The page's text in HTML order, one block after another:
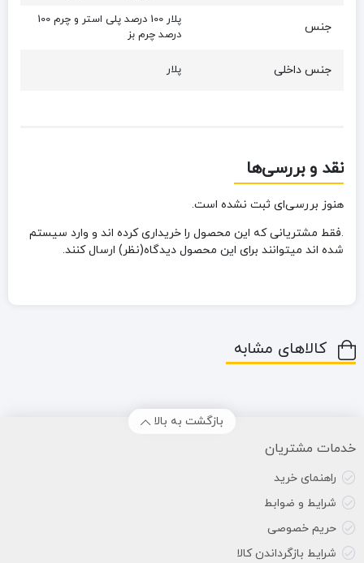
جنس
پلار 100 درصد پلی استر و چرم 100
درصد چرم بز
جنس داخلی پلار
نقد و بررسی‌ها
هنوز بررسی‌ای ثبت نشده است.
.فقط مشتریانی که این محصول را خریداری کرده اند و وارد سیستم
شده اند میتوانند برای این محصول دیدگاه(نظر) ارسال کنند.
کالاهای مشابه
بازگشت به بالا
خدمات مشتریان
راهنمای خرید
شرایط و ضوابط
حریم خصوصی
شرایط بازگرداندن کالا